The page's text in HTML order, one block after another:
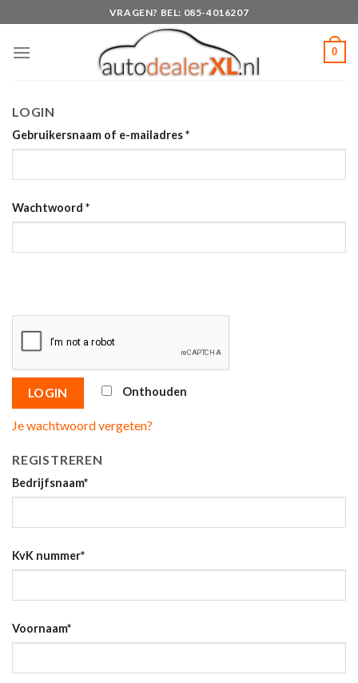
to
content
VRAGEN? BEL: 085-4016207
0
LOGIN
Gebruikersnaam of e-mailadres*
Wachtwoord *
LOGIN Onthouden
Je wachtwoord vergeten?
REGISTREREN
Bedrijfsnaam*
KvK nummer*
Voornaam*